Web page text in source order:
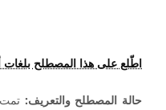
اطّلع على هذا المصطلح
حالة المصطلح والتعريف: تمت